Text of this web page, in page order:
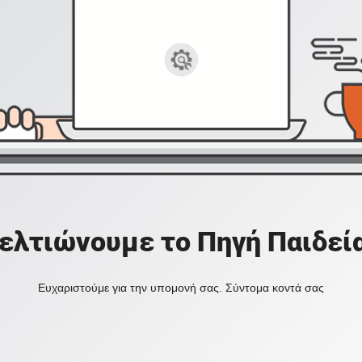
το Πηγή
Ευχαριστούμε για την υπομονή σας. Σύντομα κοντά σας